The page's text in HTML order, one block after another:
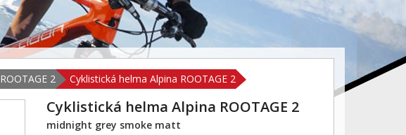
ROOTAGE 2 Cyklistická helma Alpina ROOTAGE 2
Cyklistická helma Alpina ROOTAGE 2
midnight grey smoke matt